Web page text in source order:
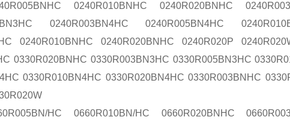
0240R010BNHC 0240R020BNHC
0240R003BN4HC 0240R005BN4HC
0240R010BNHC 0240R020BNHC 0240R020P
0330R020BNHC 0330R003BN3HC 0330R005BN3HC
0330R010BN4HC 0330R020BN4HC 0330R003BNHC
HC 0660R010BN/HC 0660R020BNHC